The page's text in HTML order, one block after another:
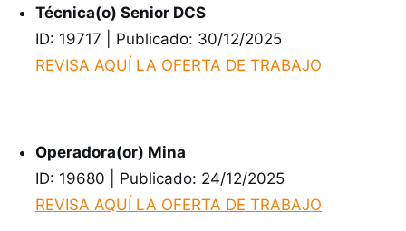
Técnica(o) Senior DCS
ID: 19717 | Publicado: 30/12/2025
REVISA AQUÍ LA OFERTA DE TRABAJO
Operadora(or) Mina
ID: 19680 | Publicado: 24/12/2025
REVISA AQUÍ LA OFERTA DE TRABAJO